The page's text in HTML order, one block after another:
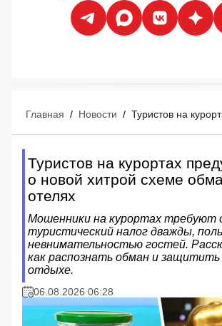
Главная / Новости /
Туристов на курортах
о новой хитрой схеме
отелях
Мошенники на курортах требуют
туристический налог дважды,
невнимательностью гостей.
как распознать обман и защитить
отдыхе.
06.08.2026 06:28